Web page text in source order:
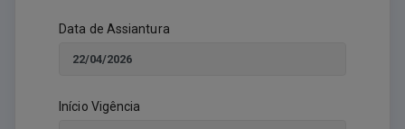
Data de Assiantura
Início Vigência